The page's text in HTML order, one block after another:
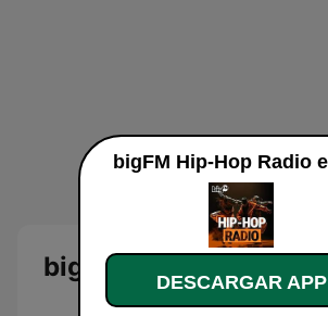
bigFM Hip-Hop Radio
DESCARGAR APP